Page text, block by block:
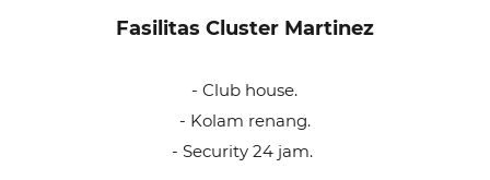
Fasilitas Cluster Martinez
- Club house.
- Kolam renang.
- Security 24 jam.